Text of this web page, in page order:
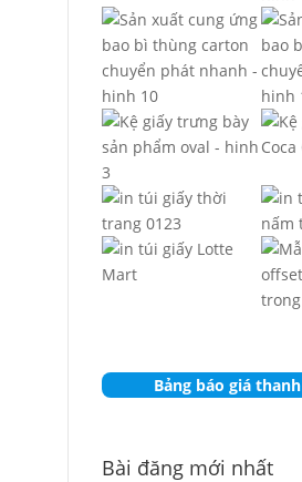
Bảng báo giá
Bài đăng mới nhất